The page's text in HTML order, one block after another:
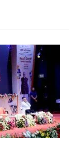
All Rights
Pradesh
समाजवादी
खिलाफ
August 4,